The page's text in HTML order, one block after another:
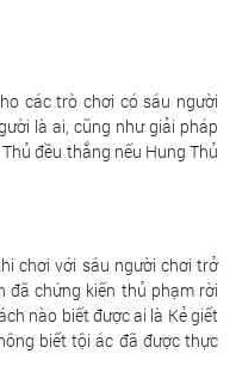
các trò chơi có sáu người
là ai, cũng như giải pháp
đều thắng nếu Hung Thủ
chơi với sáu người chơi trở
đã chứng kiến ​​thủ phạm rời
nào biết được ai là Kẻ giết
biết tội ác đã được thực